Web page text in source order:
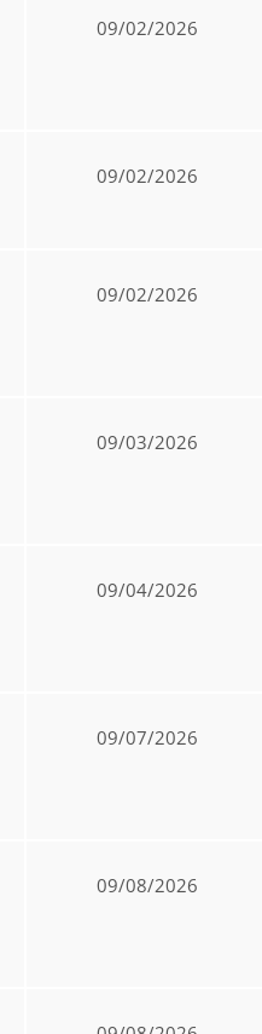
09/02/2026
09/02/2026
09/02/2026
09/03/2026
09/04/2026
09/07/2026
09/08/2026